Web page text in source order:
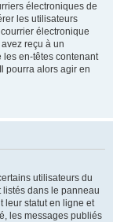
électroniques de
les utilisateurs
électronique
reçu à un
les en-têtes contenant
pourra alors agir en
utilisateurs du
listés dans le panneau
leur statut en ligne et
les messages publiés